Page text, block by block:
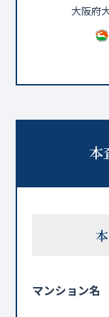
大阪府
本
マンション名